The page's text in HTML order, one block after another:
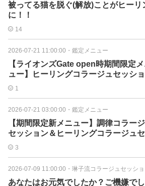
被ってる猫を脱ぐ(解放)ことがヒーリ
に！！
14
2026-07-21 11:00:00 ・ 鑑定メニュー
【ライオンズGate open時期間限定
ュー】ヒーリングコラージュセッシ
1
2026-07-21 03:00:00 ・ 鑑定メニュー
【期間限定新メニュー】調律コラー
セッション＆ヒーリングコラージュ
ション
3
2026-07-09 11:00:00 ・ 琳子流コラージュセッシ
あなたはお元気でしたか？ご機嫌で